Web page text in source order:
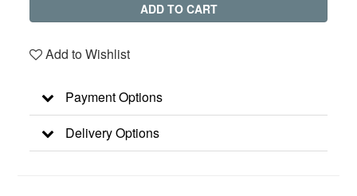
ADD TO CART
Add to Wishlist
Payment Options
Delivery Options